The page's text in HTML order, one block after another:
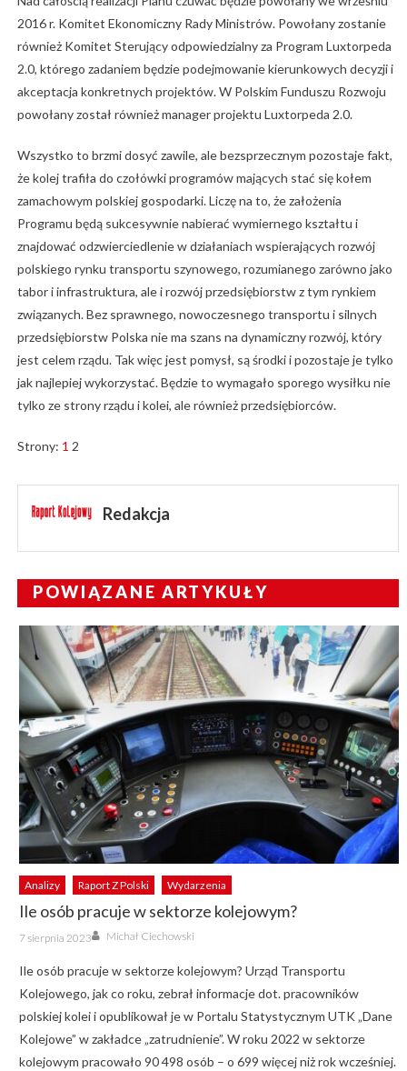
2016 r. Komitet Ekonomiczny Rady Ministrów. Powołany zostanie
również Komitet Sterujący odpowiedzialny za Program Luxtorpeda
2.0, którego zadaniem będzie podejmowanie kierunkowych decyzji i
akceptacja konkretnych projektów. W Polskim Funduszu Rozwoju
powołany został również manager projektu Luxtorpeda 2.0.
Wszystko to brzmi dosyć zawile, ale bezsprzecznym pozostaje fakt,
że kolej trafiła do czołówki programów mających stać się kołem
zamachowym polskiej gospodarki. Liczę na to, że założenia
Programu będą sukcesywnie nabierać wymiernego kształtu i
znajdować odzwierciedlenie w działaniach wspierających rozwój
polskiego rynku transportu szynowego, rozumianego zarówno jako
tabor i infrastruktura, ale i rozwój przedsiębiorstw z tym rynkiem
związanych. Bez sprawnego, nowoczesnego transportu i silnych
przedsiębiorstw Polska nie ma szans na dynamiczny rozwój, który
jest celem rządu. Tak więc jest pomysł, są środki i pozostaje je tylko
jak najlepiej wykorzystać. Będzie to wymagało sporego wysiłku nie
tylko ze strony rządu i kolei, ale również przedsiębiorców.
Strony: 1 2
Redakcja
POWIĄZANE ARTYKUŁY
Analizy Raport Z Polski Wydarzenia
Ile osób pracuje w sektorze kolejowym?
Posted
on
7 sierpnia 2023 Author
Michał Ciechowski
Ile osób pracuje w sektorze kolejowym? Urząd Transportu
Kolejowego, jak co roku, zebrał informacje dot. pracowników
polskiej kolei i opublikował je w Portalu Statystycznym UTK „Dane
Kolejowe” w zakładce „zatrudnienie”. W roku 2022 w sektorze
kolejowym pracowało 90 498 osób – o 699 więcej niż rok wcześniej.